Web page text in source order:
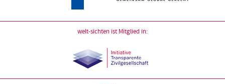
welt-sichten ist Mitglied in: